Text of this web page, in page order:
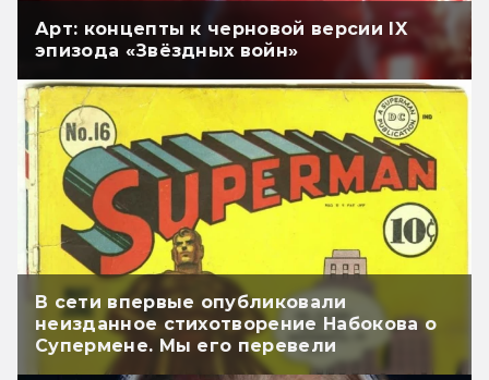
Арт: концепты к черновой версии IX
эпизода «Звёздных войн»
В сети впервые опубликовали
неизданное стихотворение Набокова о
Супермене. Мы его перевели